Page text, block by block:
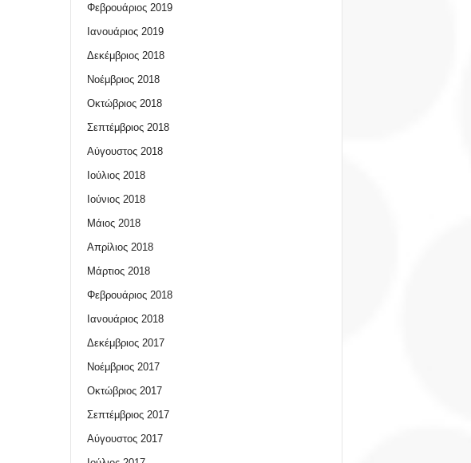
Φεβρουάριος 2019
Ιανουάριος 2019
Δεκέμβριος 2018
Νοέμβριος 2018
Οκτώβριος 2018
Σεπτέμβριος 2018
Αύγουστος 2018
Ιούλιος 2018
Ιούνιος 2018
Μάιος 2018
Απρίλιος 2018
Μάρτιος 2018
Φεβρουάριος 2018
Ιανουάριος 2018
Δεκέμβριος 2017
Νοέμβριος 2017
Οκτώβριος 2017
Σεπτέμβριος 2017
Αύγουστος 2017